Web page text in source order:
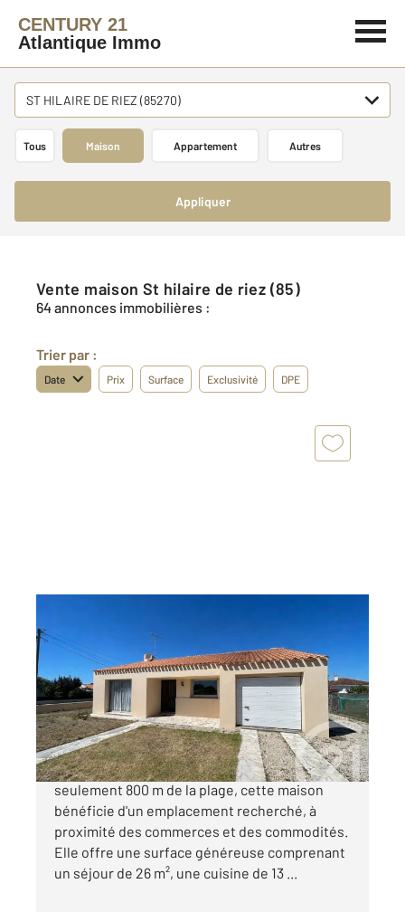
CENTURY 21
Atlantique Immo
ST HILAIRE DE RIEZ (85270)
Tous Maison Appartement Autres
Appliquer
Vente maison St hilaire de riez (85)
64 annonces immobilières :
Trier par :
Date Prix Surface Exclusivité DPE
78 m
, 3 pièces
Ref : 6290
Maison à vendre
274 350 €
Idéalement située à Saint-Hilaire-de-Riez, à
seulement 800 m de la plage, cette maison
bénéficie d'un emplacement recherché, à
proximité des commerces et des commodités.
Elle offre une surface généreuse comprenant
un séjour de 26 m², une cuisine de 13 ...